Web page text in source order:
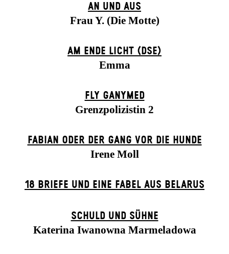
AN UND AUS
Frau Y. (Die Motte)
AM ENDE LICHT (DSE)
Emma
FLY GANYMED
Grenzpolizistin 2
FABIAN ODER DER GANG VOR DIE HUNDE
Irene Moll
18 BRIEFE UND EINE FABEL AUS BELARUS
SCHULD UND SÜHNE
Katerina Iwanowna Marmeladowa